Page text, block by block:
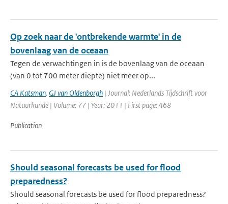
Op zoek naar de 'ontbrekende warmte' in de
bovenlaag van de oceaan
Tegen de verwachtingen in is de bovenlaag van de oceaan
(van 0 tot 700 meter diepte) niet meer op...
CA Katsman, GJ van Oldenborgh | Journal: Nederlands Tijdschrift voor
Natuurkunde | Volume: 77 | Year: 2011 | First page: 468
Publication
Should seasonal forecasts be used for flood
preparedness?
Should seasonal forecasts be used for flood preparedness?